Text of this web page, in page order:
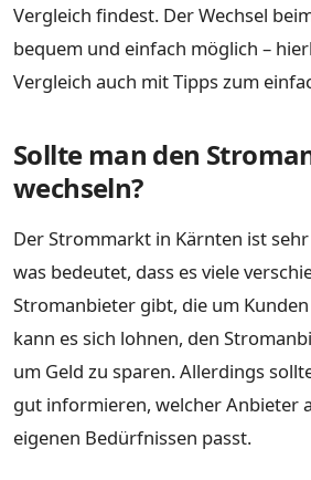
Vergleich findest. Der Wechsel
bequem und einfach möglich –
Vergleich auch mit Tipps zum
Sollte man den
wechseln?
Der Strommarkt in Kärnten ist
was bedeutet, dass es viele
Stromanbieter gibt, die um
kann es sich lohnen, den
um Geld zu sparen. Allerdings
gut informieren, welcher Anbieter
eigenen Bedürfnissen passt.